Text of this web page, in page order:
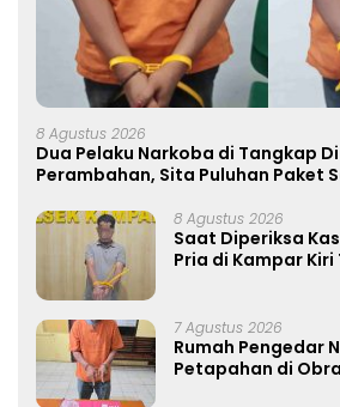
8 Agustus 2026
Dua Pelaku Narkoba di Tangkap
Perambahan, Sita Puluhan Paket
8 Agustus 2026
Saat Diperiksa
Pria di Kampar
7 Agustus 2026
Rumah Pengedar
Petapahan di